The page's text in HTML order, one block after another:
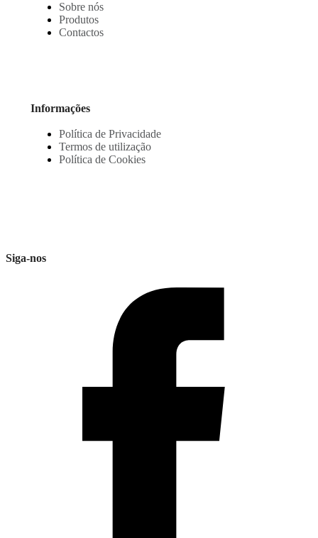
Sobre nós
Produtos
Contactos
Informações
Política de Privacidade
Termos de utilização
Política de Cookies
Siga-nos